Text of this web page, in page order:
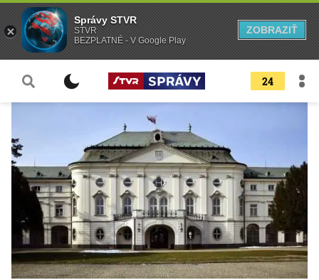
24
Správy STVR
STVR
BEZPLATNÉ - V Google Play
ZOBRAZIŤ